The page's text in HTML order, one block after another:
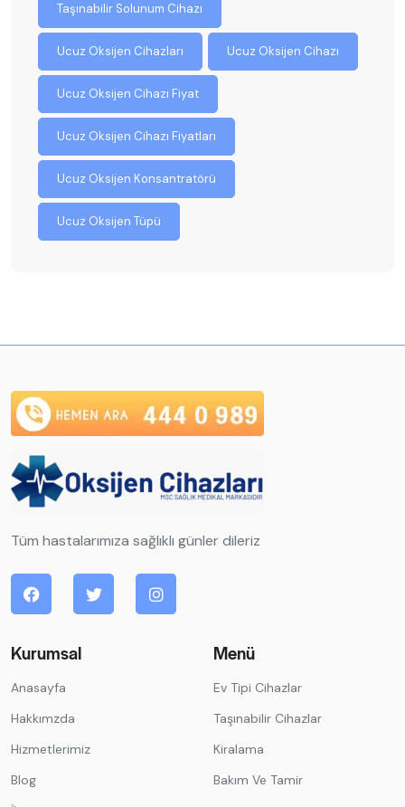
Taşınabilir Solunum Cihazı
Ucuz Oksijen Cihazları Ucuz Oksijen Cihazı
Ucuz Oksijen Cihazı Fiyat
Ucuz Oksijen Cihazı Fiyatları
Ucuz Oksijen Konsantratörü
Ucuz Oksijen Tüpü
Tüm hastalarımıza sağlıklı günler dileriz
Kurumsal
Anasayfa
Hakkımzda
Hizmetlerimiz
Blog
Menü
Ev Tipi Cihazlar
Taşınabilir Cihazlar
Kiralama
Bakım Ve Tamir